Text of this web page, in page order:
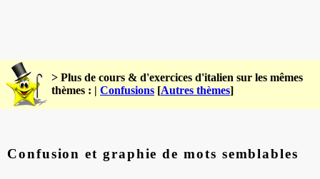
> Plus de cours & d'exercices d'italien sur les mêmes
thèmes : | Confusions [Autres thèmes]
Confusion et graphie de mots semblables